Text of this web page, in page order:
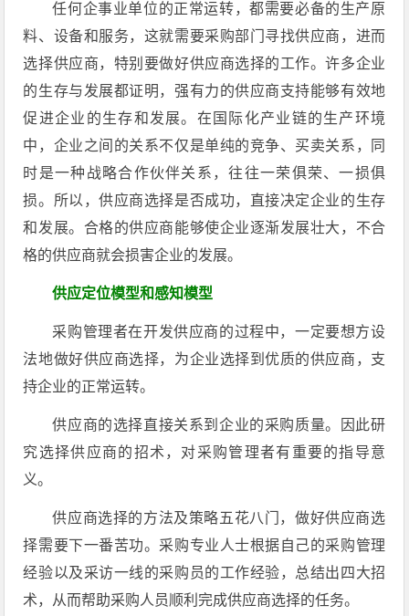
任何企事业单位的正常运转，都需要必备的生产原
料、设备和服务，这就需要采购部门寻找供应商，进而
选择供应商，特别要做好供应商选择的工作。许多企业
的生存与发展都证明，强有力的供应商支持能够有效地
促进企业的生存和发展。在国际化产业链的生产环境
中，企业之间的关系不仅是单纯的竞争、买卖关系，同
时是一种战略合作伙伴关系，往往一荣俱荣、一损俱
损。所以，供应商选择是否成功，直接决定企业的生存
和发展。合格的供应商能够使企业逐渐发展壮大，不合
格的供应商就会损害企业的发展。
供应定位模型和感知模型
采购管理者在开发供应商的过程中，一定要想方设
法地做好供应商选择，为企业选择到优质的供应商，支
持企业的正常运转。
供应商的选择直接关系到企业的采购质量。因此研
究选择供应商的招术，对采购管理者有重要的指导意
义。
供应商选择的方法及策略五花八门，做好供应商选
择需要下一番苦功。采购专业人士根据自己的采购管理
经验以及采访一线的采购员的工作经验，总结出四大招
术，从而帮助采购人员顺利完成供应商选择的任务。